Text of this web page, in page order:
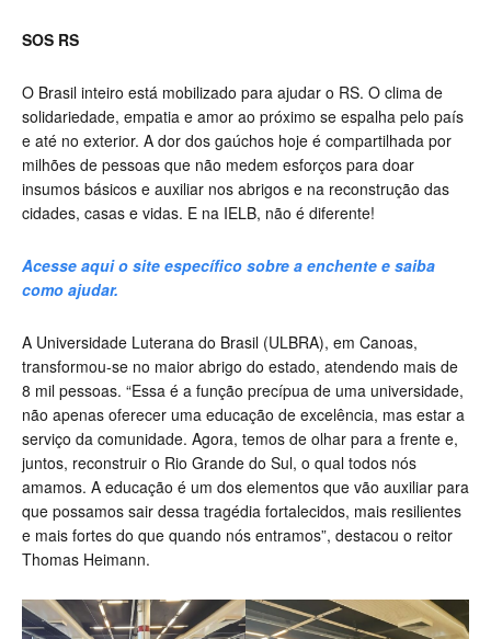
SOS RS
O Brasil inteiro está mobilizado para ajudar o RS. O clima de
solidariedade, empatia e amor ao próximo se espalha pelo país
e até no exterior. A dor dos gaúchos hoje é compartilhada por
milhões de pessoas que não medem esforços para doar
insumos básicos e auxiliar nos abrigos e na reconstrução das
cidades, casas e vidas. E na IELB, não é diferente!
Acesse aqui o site específico sobre a enchente e saiba
como ajudar.
A Universidade Luterana do Brasil (ULBRA), em Canoas,
transformou-se no maior abrigo do estado, atendendo mais de
8 mil pessoas. “Essa é a função precípua de uma universidade,
não apenas oferecer uma educação de excelência, mas estar a
serviço da comunidade. Agora, temos de olhar para a frente e,
juntos, reconstruir o Rio Grande do Sul, o qual todos nós
amamos. A educação é um dos elementos que vão auxiliar para
que possamos sair dessa tragédia fortalecidos, mais resilientes
e mais fortes do que quando nós entramos”, destacou o reitor
Thomas Heimann.